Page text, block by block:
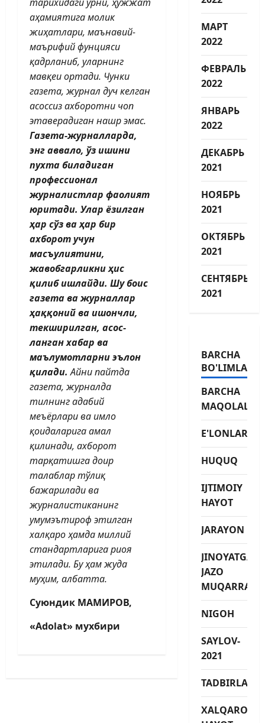
аҳамиятига молик
жиҳатлари, маънавий-
маърифий фунцияси
қадрланиб, уларнинг
мавқеи ортади. Чунки
газета, журнал дуч келган
асоссиз ахборотни чоп
этаверадиган нашр эмас.
Газета-журналларда,
энг аввало, ўз ишини
пухта биладиган
профессионал
журналистлар фаолият
юритади. Улар ёзилган
ҳар сўз ва ҳар бир
ахборот учун
масъулиятини,
жавобгарликни ҳис
қилиб ишлайди. Шу боис
газета ва журналлар
ҳаққоний ва ишонч­­ли,
текширилган, асос­
ланган хабар ва
маълумотларни эълон
қилади. Айни пайтда
газета, журналда
тилнинг адабий
меъёрлари ва имло
қоидаларига амал
қилинади, ахборот
тарқатишга доир
талаблар тўлиқ
бажарилади ва
журналистиканинг
умумэътироф этилган
халқаро ҳамда миллий
стандартларига риоя
этилади. Бу ҳам жуда
муҳим, албатта.
Суюндик МАМИРОВ,
«Adolat» мухбири
МАРТ
2022
ФЕВРАЛЬ
2022
ЯНВАРЬ
2022
ДЕКАБРЬ
2021
НОЯБРЬ
2021
ОКТЯБРЬ
2021
СЕНТЯБРЬ
2021
BARCHA
BO'LIMLAR
BARCHA
MAQOLALAR
E'LONLAR
HUQUQ
IJTIMOIY
HAYOT
JARAYON
JINOYATGA
JAZO
MUQARRAR
NIGOH
SAYLOV-
2021
TADBIRLAR
XALQARO